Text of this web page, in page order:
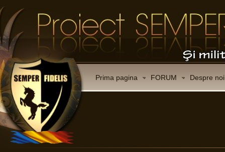
Prima pagina FORUM Despre noi